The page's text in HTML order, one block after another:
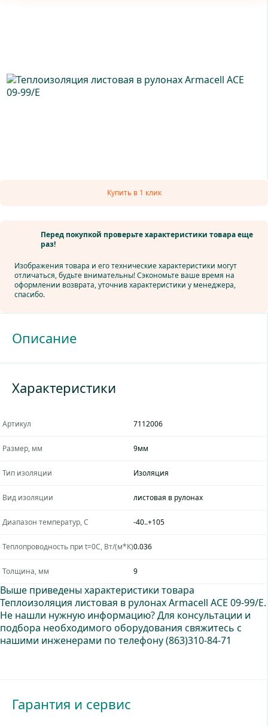
Купить в 1 клик
Перед покупкой проверьте характеристики товара еще
раз!
Изображения товара и его технические характеристики могут
отличаться, будьте внимательны! Сэкономьте ваше время на
оформлении возврата, уточнив характеристики у менеджера,
спасибо.
Описание
систем кондиционирования, отопления, водоснабжения и
синтетического каучука с закрытой ячеистой структурой. Он
закрытоячеистая структура гарантирует высокоэффективное
сопротивление паропроницанию. Технические
отличную изоляционную работу и контроль над образованием
Предотвращение конденсации благодаря
Высокий коэффициент паронеронецаемости
Низкая теплопроводность, обеспечивающая экономию
энергии и снижение выбросов СО2
Отсутствие усадки, минимизирующее риск
Характеристики
Артикул 7112006
Размер, мм 9мм
Тип изоляции Изоляция
Вид изоляции листовая в рулонах
Диапазон температур, C -40..+105
Теплопроводность при t=0С, Вт/(м*К)0.036
Толщина, мм 9
Выше приведены характеристики товара
Теплоизоляция листовая в рулонах Armacell ACE 09-99/E.
Не нашли нужную информацию? Для консультации и
подбора необходимого оборудования свяжитесь с
нашими инженерами по телефону(863)310-84-71
Гарантия и сервис